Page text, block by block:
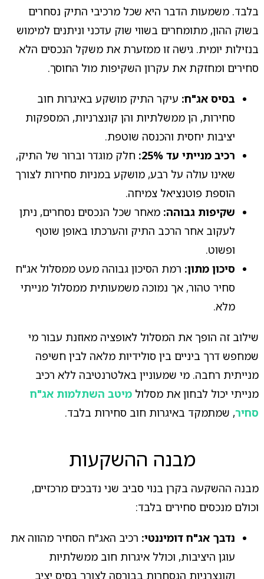
בלבד. משמעות הדבר היא שכל מרכיבי התיק נסחרים
בשוק ההון, מתומחרים בשווי שוק עדכני וניתנים למימוש
בנזילות יומית. גישה זו ממזערת את משקל הנכסים הלא
סחירים ומחזקת את עקרון השקיפות מול החוסך.
בסיס אג"ח: עיקר התיק מושקע באיגרות חוב
סחירות, הן ממשלתיות והן קונצרניות, המספקות
יציבות יחסית והכנסה שוטפת.
רכיב מנייתי עד 25%:
חלק מוגדר וברור של התיק,
שאינו עולה על רבע, מושקע במניות סחירות לצורך
הוספת פוטנציאל צמיחה.
שקיפות גבוהה: מאחר שכל הנכסים נסחרים, ניתן
לעקוב אחר הרכב התיק והערכתו באופן שוטף
ופשוט.
סיכון מתון: רמת הסיכון גבוהה מעט ממסלול אג"ח
סחיר טהור, אך נמוכה משמעותית ממסלול מנייתי
מלא.
שילוב זה הופך את המסלול לאופציה מאוזנת עבור מי
שמחפש דרך ביניים בין סולידיות מלאה לבין חשיפה
מנייתית רחבה. מי שמעוניין באלטרנטיבה ללא רכיב
מנייתי יכול לבחון את מסלול מיטב השתלמות אג"ח
סחיר, שמתמקד באיגרות חוב סחירות בלבד.
מבנה ההשקעות
מבנה ההשקעה בקרן בנוי סביב שני נדבכים מרכזיים,
וכולם מנכסים סחירים בלבד:
נדבך אג"ח דומיננטי: רכיב האג"ח הסחיר מהווה את
עוגן היציבות, וכולל איגרות חוב ממשלתיות
וקונצרניות הנסחרות בבורסה לצורך בסיס יציב